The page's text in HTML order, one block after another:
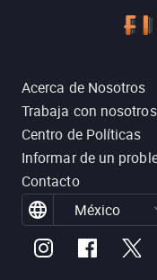
Acerca de Nosotros
Trabaja con nosotros
Centro de Políticas
Informar de un
Contacto
México